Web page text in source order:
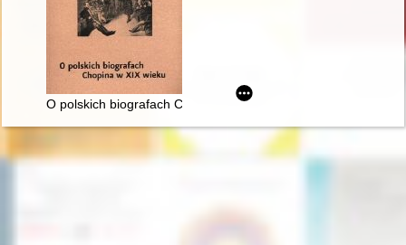
O polskich biografach Chopina w XIX wieku